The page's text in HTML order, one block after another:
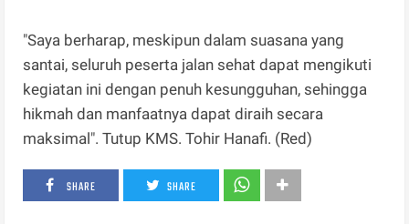
"Saya berharap, meskipun dalam suasana yang
santai, seluruh peserta jalan sehat dapat mengikuti
kegiatan ini dengan penuh kesungguhan, sehingga
hikmah dan manfaatnya dapat diraih secara
maksimal". Tutup KMS. Tohir Hanafi. (Red)
SHARE SHARE